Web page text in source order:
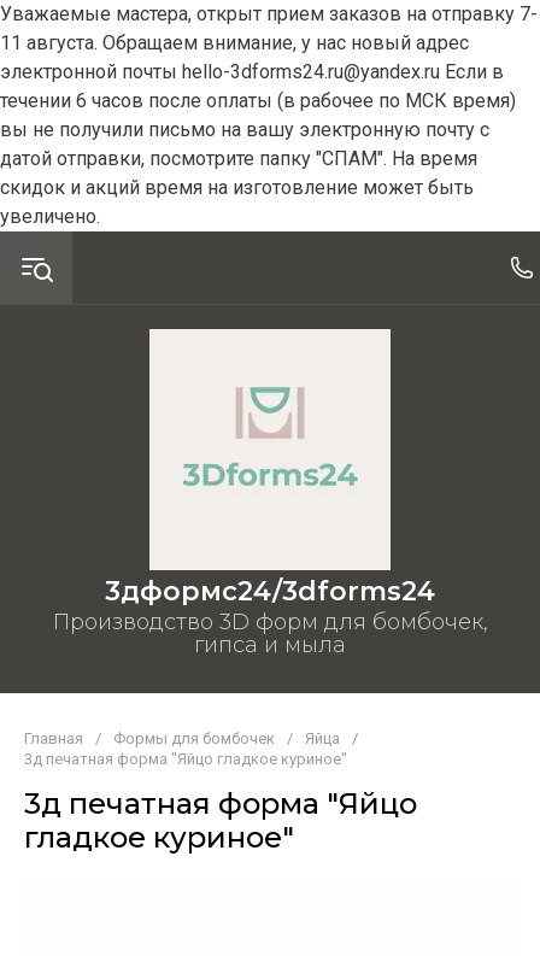
Уважаемые мастера, открыт прием заказов на отправку 7-
11 августа. Обращаем внимание, у нас новый адрес
электронной почты hello-3dforms24.ru@yandex.ru Если в
течении 6 часов после оплаты (в рабочее по МСК время)
вы не получили письмо на вашу электронную почту с
датой отправки, посмотрите папку "СПАМ". На время
скидок и акций время на изготовление может быть
увеличено.
3дформс24/3dforms24
Производство 3D форм для бомбочек,
гипса и мыла
Главная / Формы для бомбочек / Яйца
/
3д печатная форма "Яйцо гладкое куриное"
3д печатная форма "Яйцо
гладкое куриное"